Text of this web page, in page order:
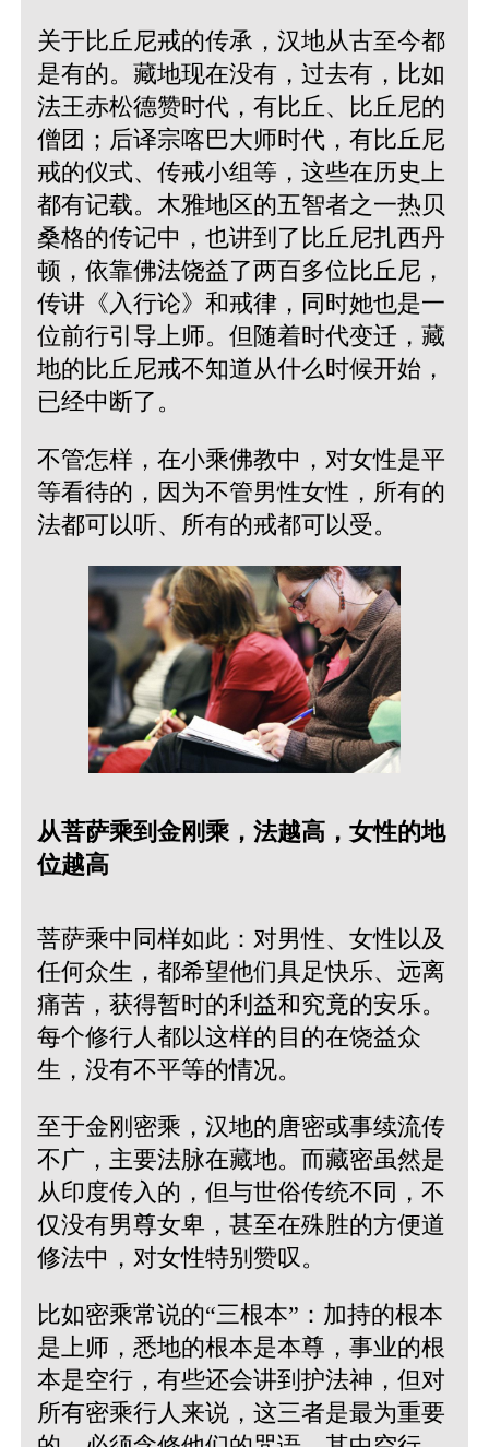
关于比丘尼戒的传承，汉地从古至今都
是有的。藏地现在没有，过去有，比如
法王赤松德赞时代，有比丘、比丘尼的
僧团；后译宗喀巴大师时代，有比丘尼
戒的仪式、传戒小组等，这些在历史上
都有记载。木雅地区的五智者之一热贝
桑格的传记中，也讲到了比丘尼扎西丹
顿，依靠佛法饶益了两百多位比丘尼，
传讲《入行论》和戒律，同时她也是一
位前行引导上师。但随着时代变迁，藏
地的比丘尼戒不知道从什么时候开始，
已经中断了。
不管怎样，在小乘佛教中，对女性是平
等看待的，因为不管男性女性，所有的
法都可以听、所有的戒都可以受。
从菩萨乘到金刚乘，法越高，女性的地
位越高
菩萨乘中同样如此：对男性、女性以及
任何众生，都希望他们具足快乐、远离
痛苦，获得暂时的利益和究竟的安乐。
每个修行人都以这样的目的在饶益众
生，没有不平等的情况。
至于金刚密乘，汉地的唐密或事续流传
不广，主要法脉在藏地。而藏密虽然是
从印度传入的，但与世俗传统不同，不
仅没有男尊女卑，甚至在殊胜的方便道
修法中，对女性特别赞叹。
比如密乘常说的“三根本”：加持的根本
是上师，悉地的根本是本尊，事业的根
本是空行，有些还会讲到护法神，但对
所有密乘行人来说，这三者是最为重要